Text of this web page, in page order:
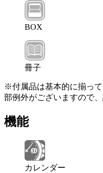
BOX
冊子
※付属品は基本的に揃っ
部例外がございますので
機能
カレンダー